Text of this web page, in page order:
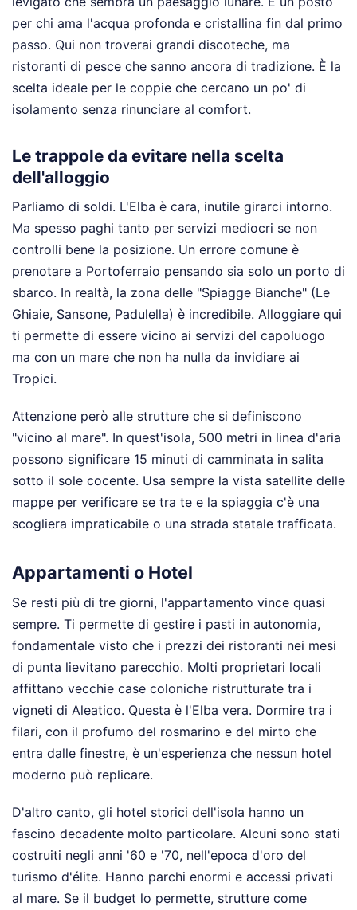
per chi ama l'acqua profonda e cristallina fin dal primo
passo. Qui non troverai grandi discoteche, ma
ristoranti di pesce che sanno ancora di tradizione. È la
scelta ideale per le coppie che cercano un po' di
isolamento senza rinunciare al comfort.
Le trappole da evitare nella scelta
dell'alloggio
Parliamo di soldi. L'Elba è cara, inutile girarci intorno.
Ma spesso paghi tanto per servizi mediocri se non
controlli bene la posizione. Un errore comune è
prenotare a Portoferraio pensando sia solo un porto di
sbarco. In realtà, la zona delle "Spiagge Bianche" (Le
Ghiaie, Sansone, Padulella) è incredibile. Alloggiare qui
ti permette di essere vicino ai servizi del capoluogo
ma con un mare che non ha nulla da invidiare ai
Tropici.
Attenzione però alle strutture che si definiscono
"vicino al mare". In quest'isola, 500 metri in linea d'aria
possono significare 15 minuti di camminata in salita
sotto il sole cocente. Usa sempre la vista satellite delle
mappe per verificare se tra te e la spiaggia c'è una
scogliera impraticabile o una strada statale trafficata.
Appartamenti o Hotel
Se resti più di tre giorni, l'appartamento vince quasi
sempre. Ti permette di gestire i pasti in autonomia,
fondamentale visto che i prezzi dei ristoranti nei mesi
di punta lievitano parecchio. Molti proprietari locali
affittano vecchie case coloniche ristrutturate tra i
vigneti di Aleatico. Questa è l'Elba vera. Dormire tra i
filari, con il profumo del rosmarino e del mirto che
entra dalle finestre, è un'esperienza che nessun hotel
moderno può replicare.
D'altro canto, gli hotel storici dell'isola hanno un
fascino decadente molto particolare. Alcuni sono stati
costruiti negli anni '60 e '70, nell'epoca d'oro del
turismo d'élite. Hanno parchi enormi e accessi privati
al mare. Se il budget lo permette, strutture come